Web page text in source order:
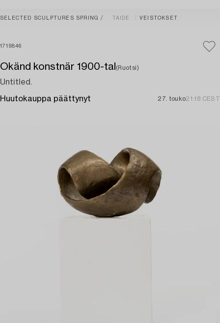
SELECTED SCULPTURES SPRING TAIDE VEISTOKSET
1719846
Okänd konstnär 1900-tal (Ruotsi)
Untitled.
Huutokauppa päättynyt 27. touko21:18 CEST